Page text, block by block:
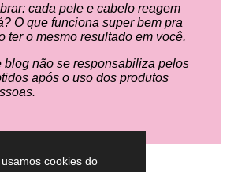
cookies do
cada pele e cabelo reagem
O que funciona super bem pra
ter o mesmo resultado em você.
blog não se responsabiliza pelos
após o uso dos produtos